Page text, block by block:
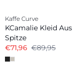
Kaffe Curve
KCamalie Kleid Aus
Spitze
€71,96 €89,95
-30%